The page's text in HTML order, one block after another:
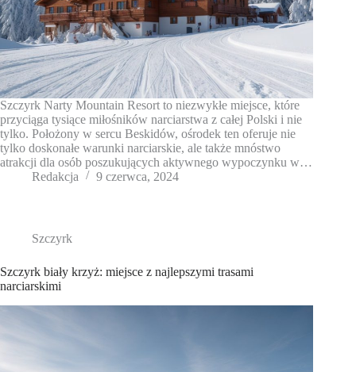
Szczyrk Narty Mountain Resort to niezwykłe miejsce, które
przyciąga tysiące miłośników narciarstwa z całej Polski i nie
tylko. Położony w sercu Beskidów, ośrodek ten oferuje nie
tylko doskonałe warunki narciarskie, ale także mnóstwo
atrakcji dla osób poszukujących aktywnego wypoczynku w…
Redakcja
9 czerwca, 2024
Szczyrk
Szczyrk biały krzyż: miejsce z najlepszymi trasami
narciarskimi